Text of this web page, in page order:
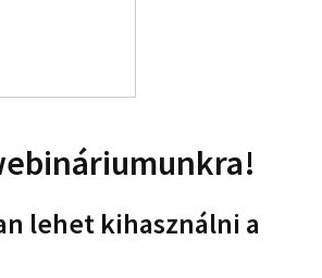
lehet kihasználni a